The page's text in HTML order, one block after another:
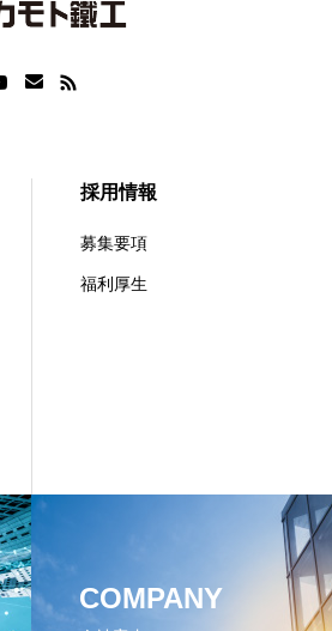
採用情報
募集要項
福利厚生
COMPANY